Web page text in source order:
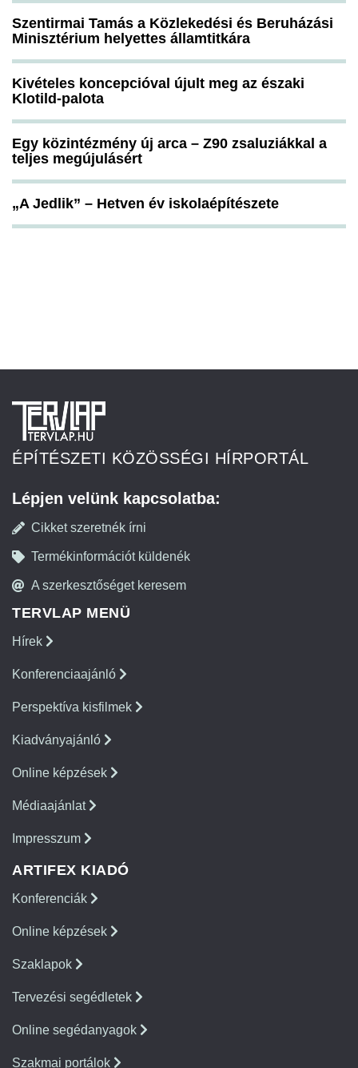
Szentirmai Tamás a Közlekedési és Beruházási
Minisztérium helyettes államtitkára
Kivételes koncepcióval újult meg az északi
Klotild-palota
Egy közintézmény új arca – Z90 zsaluziákkal a
teljes megújulásért
„A Jedlik” – Hetven év iskolaépítészete
ÉPÍTÉSZETI KÖZÖSSÉGI HÍRPORTÁL
Lépjen velünk kapcsolatba:
Cikket szeretnék írni
Termékinformációt küldenék
A szerkesztőséget keresem
TERVLAP MENÜ
Hírek
Konferenciaajánló
Perspektíva kisfilmek
Kiadványajánló
Online képzések
Médiaajánlat
Impresszum
ARTIFEX KIADÓ
Konferenciák
Online képzések
Szaklapok
Tervezési segédletek
Online segédanyagok
Szakmai portálok